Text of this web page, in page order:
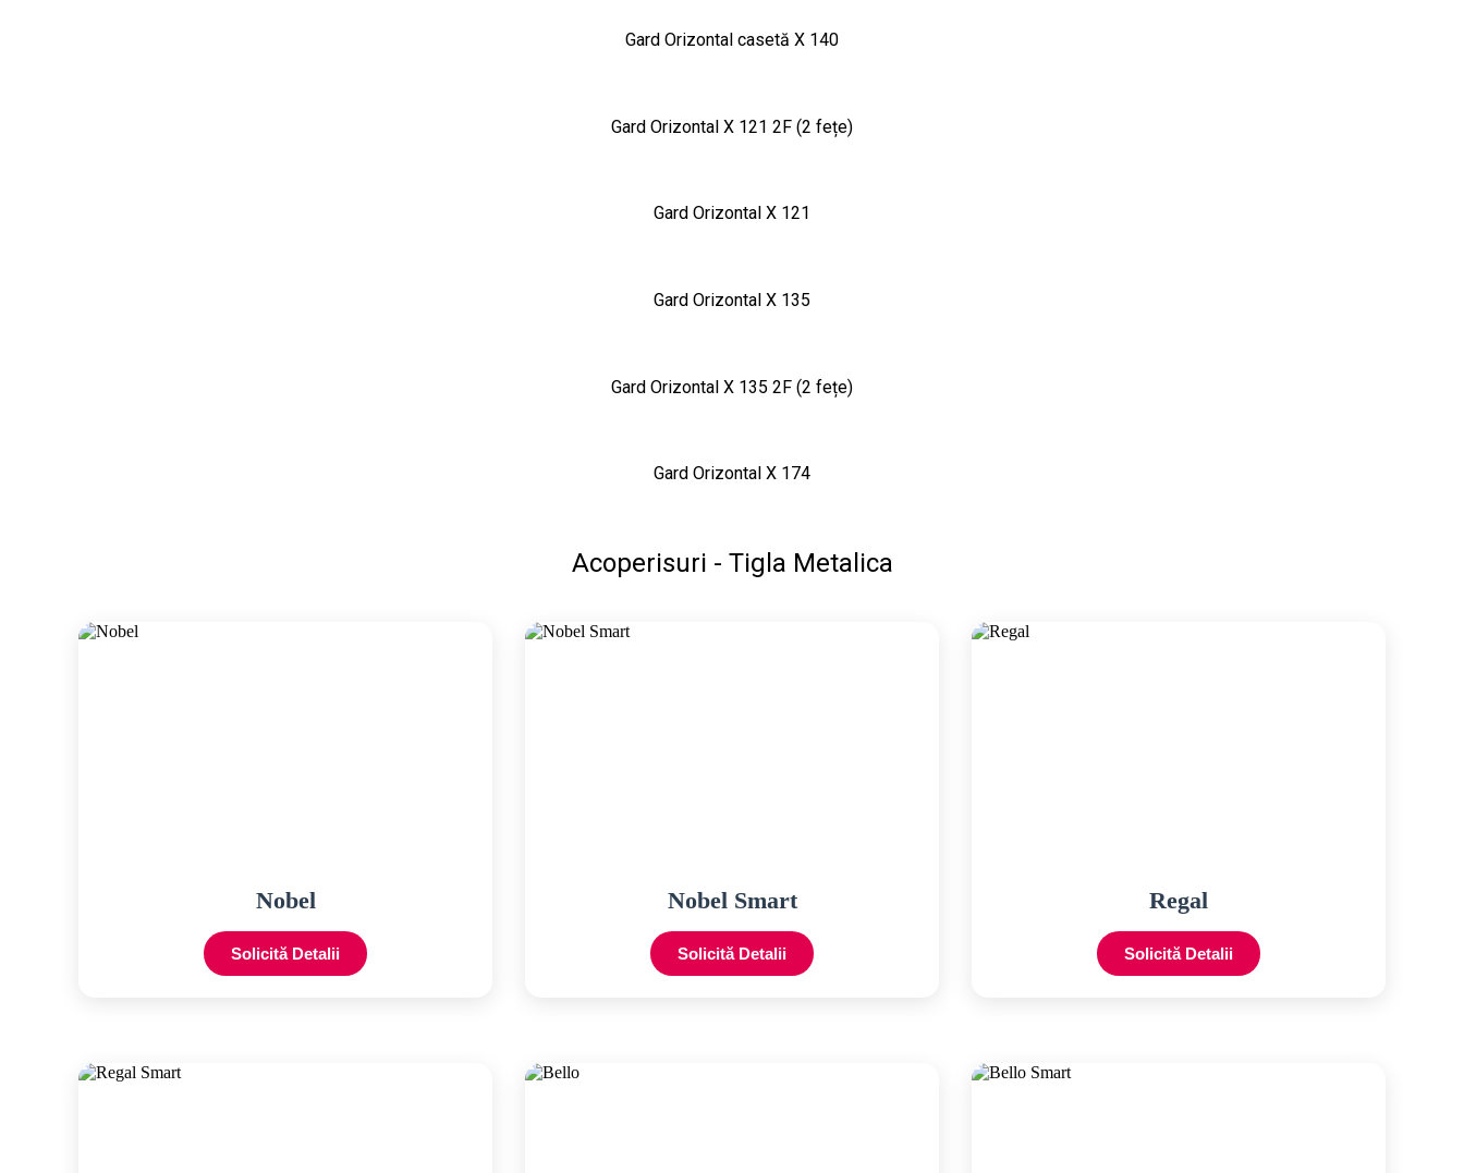
Gard Orizontal casetă X 140
Gard Orizontal X 121 2F (2 fețe)
Gard Orizontal X 121
Gard Orizontal X 135
Gard Orizontal X 135 2F (2 fețe)
Gard Orizontal X 174
Acoperisuri - Tigla Metalica
Nobel
Solicită Detalii
Nobel Smart
Solicită Detalii
Regal
Solicită Detalii